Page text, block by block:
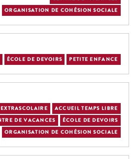
ORGANISATION DE COHÉSION SOCIALE
ÉCOLE DE DEVOIRS PETITE ENFANCE
ACCUEIL TEMPS LIBRE
DE VACANCES
ÉCOLE DE DEVOIRS
ORGANISATION DE COHÉSION SOCIALE